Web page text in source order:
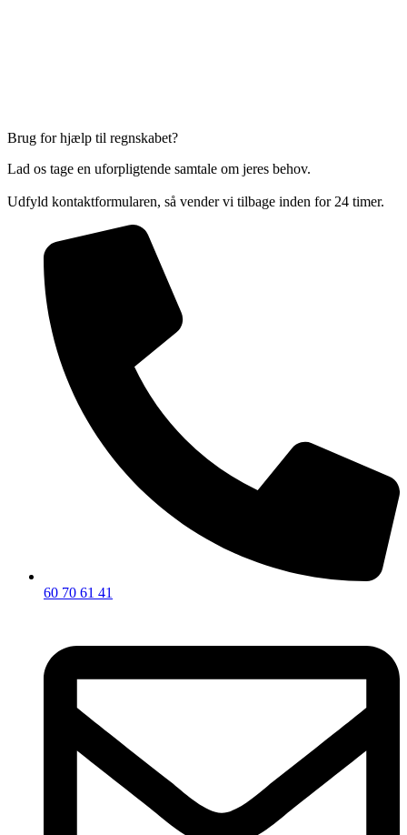
Brug for hjælp til regnskabet?
Lad os tage en uforpligtende samtale om jeres behov.
Udfyld kontaktformularen, så vender vi tilbage inden for 24 timer.
60 70 61 41